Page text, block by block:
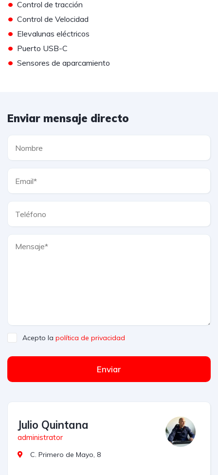
• Control de tracción
• Control de Velocidad
• Elevalunas eléctricos
• Puerto USB-C
• Sensores de aparcamiento
Enviar mensaje directo
Acepto la política de privacidad
Enviar
Julio Quintana
administrator
C. Primero de Mayo, 8